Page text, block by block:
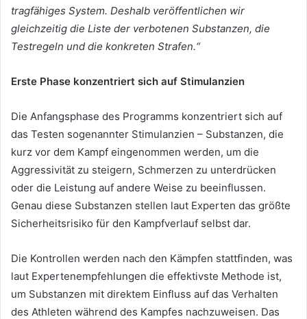
tragfähiges System. Deshalb veröffentlichen wir
gleichzeitig die Liste der verbotenen Substanzen, die
Testregeln und die konkreten Strafen.“
Erste Phase konzentriert sich auf Stimulanzien
Die Anfangsphase des Programms konzentriert sich auf
das Testen sogenannter Stimulanzien – Substanzen, die
kurz vor dem Kampf eingenommen werden, um die
Aggressivität zu steigern, Schmerzen zu unterdrücken
oder die Leistung auf andere Weise zu beeinflussen.
Genau diese Substanzen stellen laut Experten das größte
Sicherheitsrisiko für den Kampfverlauf selbst dar.
Die Kontrollen werden nach den Kämpfen stattfinden, was
laut Expertenempfehlungen die effektivste Methode ist,
um Substanzen mit direktem Einfluss auf das Verhalten
des Athleten während des Kampfes nachzuweisen. Das